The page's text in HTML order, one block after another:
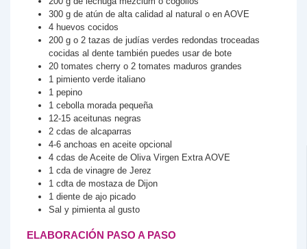
300 g de atún de alta calidad al natural o en AOVE
4 huevos cocidos
200 g o 2 tazas de judías verdes redondas troceadas
cocidas al dente también puedes usar de bote
20 tomates cherry o 2 tomates maduros grandes
1 pimiento verde italiano
1 pepino
1 cebolla morada pequeña
12-15 aceitunas negras
2 cdas de alcaparras
4-6 anchoas en aceite opcional
4 cdas de Aceite de Oliva Virgen Extra AOVE
1 cda de vinagre de Jerez
1 cdta de mostaza de Dijon
1 diente de ajo picado
Sal y pimienta al gusto
ELABORACIÓN PASO A PASO